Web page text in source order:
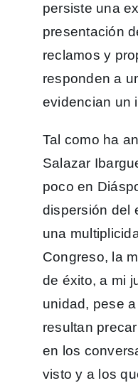
persiste una
presentación
reclamos y
responden a
evidencian un
Tal como ha
Salazar
poco en
dispersión del
una
Congreso, la
de éxito, a mi
unidad, pese
resultan
en los
visto y a los